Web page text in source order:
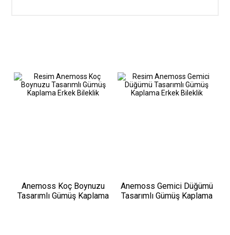
Anemoss Koç Boynuzu
Tasarımlı Gümüş Kaplama
Anemoss Gemici Düğümü
Tasarımlı Gümüş Kaplama